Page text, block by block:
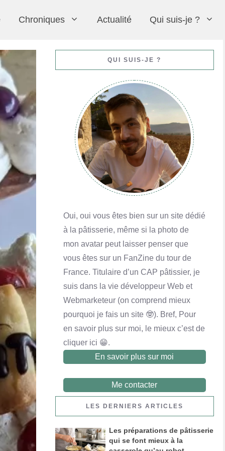
En savoir plus
Yaourt maison
En savoir plus
Financier noix de pécan et chocolat au lait
En savoir plus
Crème pâtissière
En savoir plus
En savoir plus
Chroniques
En savoir plus
Queijadas de Vila Franca do Campo
En savoir plus
Actualité Qui suis-je ?
QUI SUIS-JE ?
Oui, oui vous êtes bien sur un site dédié
à la pâtisserie, même si la photo de
mon avatar peut laisser penser que
vous êtes sur un FanZine du tour de
France. Titulaire d’un CAP pâtissier, je
suis dans la vie développeur Web et
Webmarketeur (on comprend mieux
pourquoi je fais un site 🤓). Bref, Pour
en savoir plus sur moi, le mieux c’est de
cliquer ici 😁.
En savoir plus sur moi
Me contacter
LES DERNIERS ARTICLES
Les préparations de pâtisserie
qui se font mieux à la